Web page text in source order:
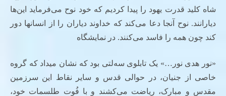
شاه کلید قدرت یهود را پیدا کردیم که خود نوح می‌فرماید این‌ها
دیارانند. نوح آنجا دعا می‌کند که خداوند دیاران را از انسانها دور
کند چون همه را فاسد می‌کنند. در نمایشگاه
«نور هدی نور…» یک تابلوی سه‌لتی بود که نشان میداد که گروه
خاصی از جنیان، در حوالی قدس و سایر نقاط این سرزمین
مقدس و مبارک، ریاضت می‌کشند و با فُوت طلسمات خود،